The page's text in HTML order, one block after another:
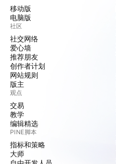
移动版
电脑版
社区
社交网络
爱心墙
推荐朋友
创作者计划
网站规则
版主
观点
交易
教学
编辑精选
PINE脚本
指标和策略
大师